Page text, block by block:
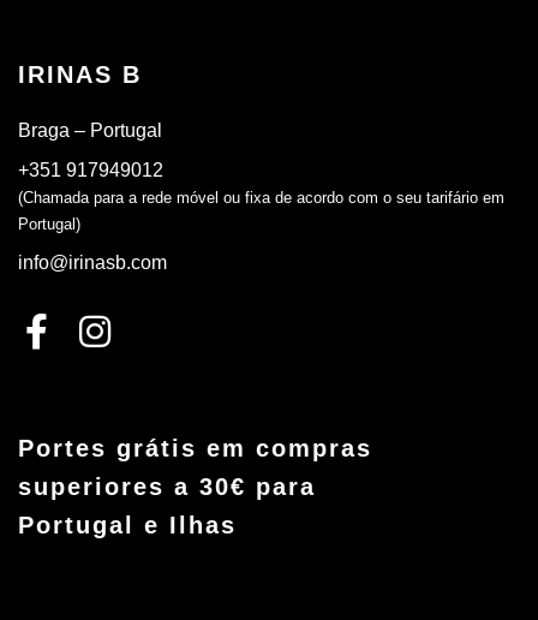
IRINAS B
Braga – Portugal
+351 917949012
(Chamada para a rede móvel ou fixa de acordo com o seu tarifário em
Portugal)
info@irinasb.com
Portes grátis em compras
superiores a 30€ para
Portugal e Ilhas